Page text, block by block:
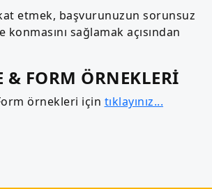
etmek, başvurunuzun sorunsuz
sağlamak açısından
& FORM ÖRNEKLERİ
örnekleri için tıklayınız...